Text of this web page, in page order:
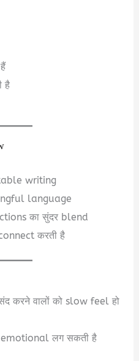
है
writing
language
का सुंदर blend
करती है
करने वालों को slow feel हो
emotional लग सकती है